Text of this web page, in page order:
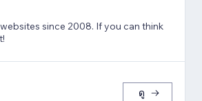
since 2008. If you can think
ดู